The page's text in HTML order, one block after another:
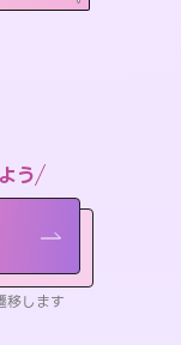
う
移します